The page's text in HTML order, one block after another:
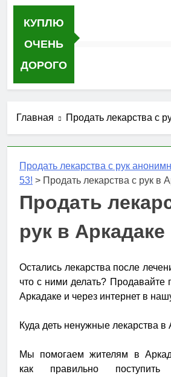
КУПЛЮ
ОЧЕНЬ
ДОРОГО
Главная Продать лекарства с
Продать лекарства с рук
53! > Продать лекарства с рук в
Продать
рук в Аркадаке
Остались лекарства после
что с ними делать? Продавайте
Аркадаке и через интернет в
Куда деть ненужные лекарства в
Мы помогаем жителям в
как правильно